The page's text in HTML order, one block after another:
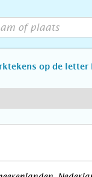
op de letter